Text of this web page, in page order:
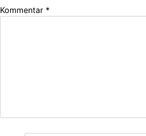
Kommentar *